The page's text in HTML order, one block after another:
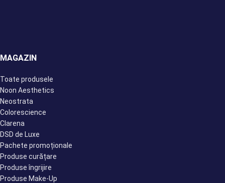
MAGAZIN
Toate produsele
Noon Aesthetics
Neostrata
Colorescience
Clarena
DSD de Luxe
Pachete promoționale
Produse curățare
Produse îngrijire
Produse Make-Up